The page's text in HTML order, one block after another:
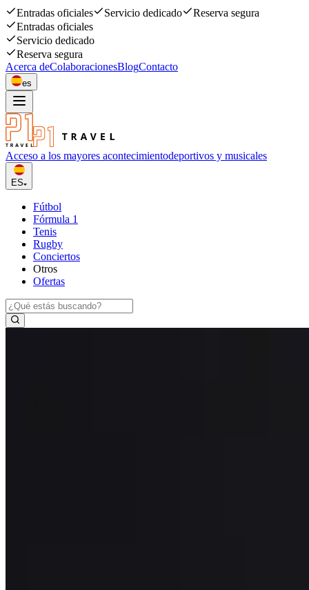
Entradas oficiales Servicio dedicado
Reserva segura
Entradas oficiales
Servicio dedicado
Reserva segura
Acerca deColaboracionesBlogContacto
es
Acceso a los mayores acontecimientodeportivos y musicales
ES
Fútbol
Fórmula 1
Tenis
Rugby
Conciertos
Otros
Ofertas